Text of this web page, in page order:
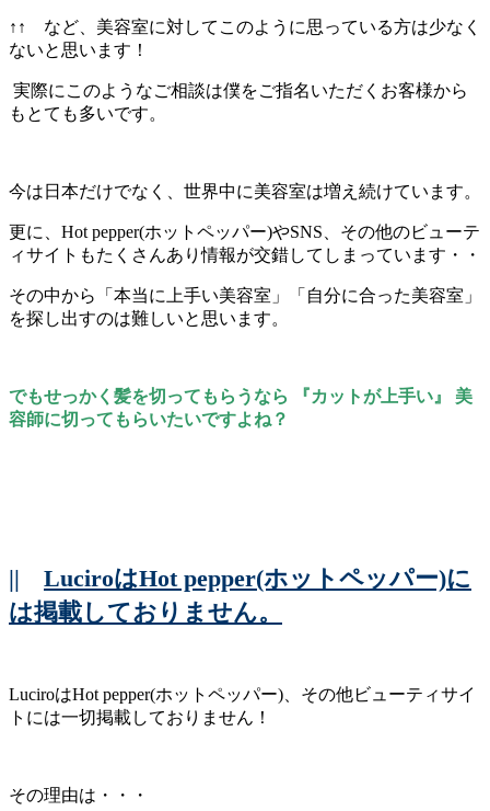
↑↑ など、美容室に対してこのように思っている方は少なく
ないと思います！
実際にこのようなご相談は僕をご指名いただくお客様から
もとても多いです。
今は日本だけでなく、世界中に美容室は増え続けています。
更に、Hot pepper(ホットペッパー)やSNS、その他のビューテ
ィサイトもたくさんあり情報が交錯してしまっています・・
その中から「本当に上手い美容室」「自分に合った美容室」
を探し出すのは難しいと思います。
でもせっかく髪を切ってもらうなら 『カットが上手い』 美
容師に切ってもらいたいですよね？
|| LuciroはHot pepper(ホットペッパー)に
は掲載しておりません。
LuciroはHot pepper(ホットペッパー)、その他ビューティサイ
トには一切掲載しておりません！
その理由は・・・